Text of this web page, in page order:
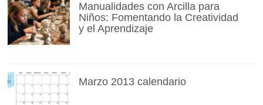
Manualidades con Arcilla para
Niños: Fomentando la Creatividad
y el Aprendizaje
Marzo 2013 calendario